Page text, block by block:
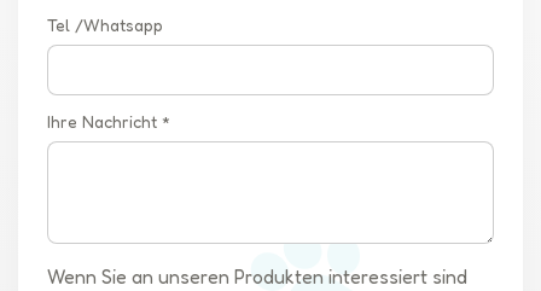
Tel /Whatsapp
Ihre Nachricht *
Wenn Sie an unseren Produkten interessiert sind